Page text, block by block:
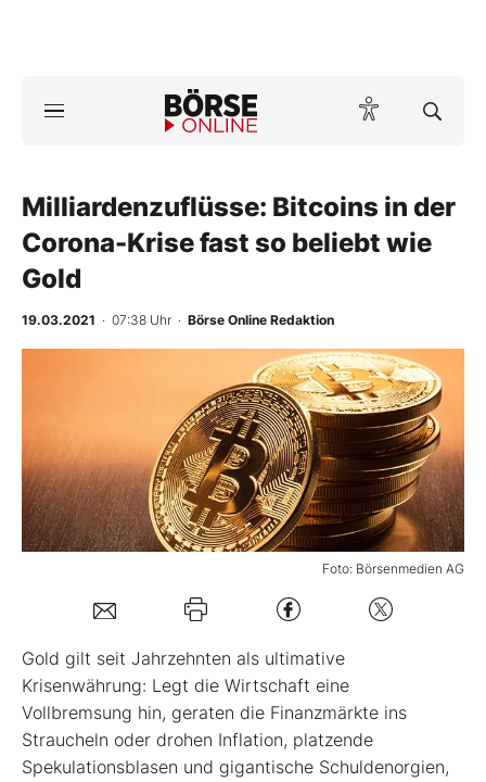
ktuelle Ausgabe BÖRSE ONLINE lesen
News
Anlageprodukte
Finanz-Check
BO-Musterdepots
Experten
Mein B:O
Mein Konto
Folgen Sie uns
Kontakt
Milliardenzuflüsse: Bitcoins in der
Corona-Krise fast so beliebt wie
Gold
19.03.2021 · 07:38 Uhr · Börse Online Redaktion
Foto: Börsenmedien AG
Gold gilt seit Jahrzehnten als ultimative
Krisenwährung: Legt die Wirtschaft eine
Vollbremsung hin, geraten die Finanzmärkte ins
Straucheln oder drohen Inflation, platzende
Spekulationsblasen und gigantische Schuldenorgien,